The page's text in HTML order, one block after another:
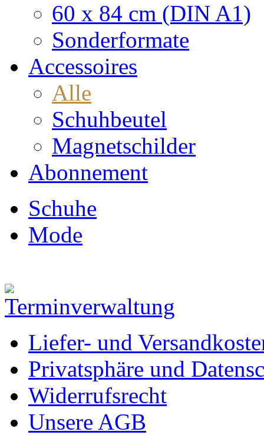
60 x 84 cm (DIN A1)
Sonderformate
Accessoires
Alle
Schuhbeutel
Magnetschilder
Abonnement
Schuhe
Mode
Liefer- und
Privatsphäre und
Widerrufsrecht
Unsere AGB